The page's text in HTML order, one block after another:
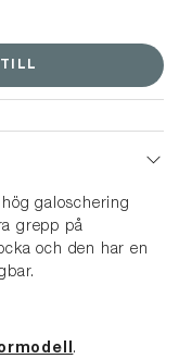
och
till att balansera
varma, även under
strumpan
galoschering
grepp på
och den har en
.